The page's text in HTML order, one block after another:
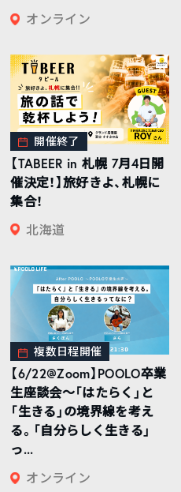
オンライン
開催終了
【TABEER in 札幌 7月4日開
催決定！】旅好きよ、札幌に
集合！
北海道
複数日程開催
【6/22@Zoom】POOLO卒業
生座談会〜「はたらく」と
「生きる」の境界線を考え
る。「自分らしく生きる」
っ...
オンライン